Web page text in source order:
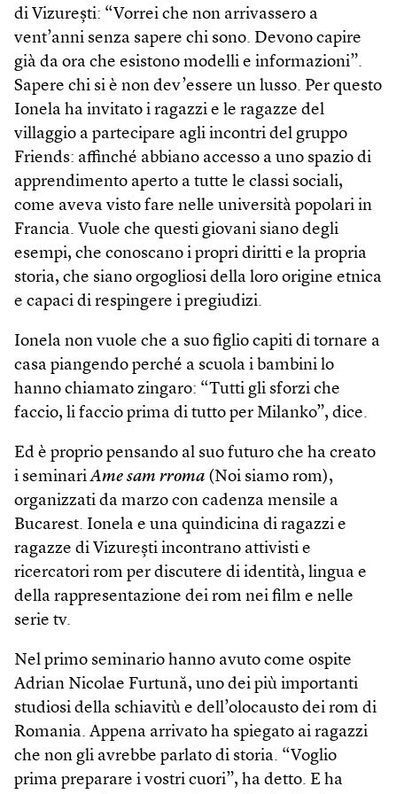
di Vizurești: “Vorrei che non arrivassero a
vent’anni senza sapere chi sono. Devono capire
già da ora che esistono modelli e informazioni”.
Sapere chi si è non dev’essere un lusso. Per questo
Ionela ha invitato i ragazzi e le ragazze del
villaggio a partecipare agli incontri del gruppo
Friends: affinché abbiano accesso a uno spazio di
apprendimento aperto a tutte le classi sociali,
come aveva visto fare nelle università popolari in
Francia. Vuole che questi giovani siano degli
esempi, che conoscano i propri diritti e la propria
storia, che siano orgogliosi della loro origine etnica
e capaci di respingere i pregiudizi.
Ionela non vuole che a suo figlio capiti di tornare a
casa piangendo perché a scuola i bambini lo
hanno chiamato zingaro: “Tutti gli sforzi che
faccio, li faccio prima di tutto per Milanko”, dice.
Ed è proprio pensando al suo futuro che ha creato
i seminariAme sam rroma (Noi siamo rom),
organizzati da marzo con cadenza mensile a
Bucarest. Ionela e una quindicina di ragazzi e
ragazze di Vizurești incontrano attivisti e
ricercatori rom per discutere di identità, lingua e
della rappresentazione dei rom nei film e nelle
serie tv.
Nel primo seminario hanno avuto come ospite
Adrian Nicolae Furtună, uno dei più importanti
studiosi della schiavitù e dell’olocausto dei rom di
Romania. Appena arrivato ha spiegato ai ragazzi
che non gli avrebbe parlato di storia. “Voglio
prima preparare i vostri cuori”, ha detto. E ha